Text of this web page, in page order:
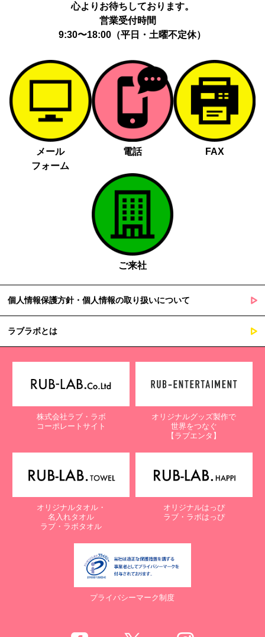
心よりお待ちしております。
営業受付時間
9:30〜18:00（平日・土曜不定休）
メール
フォーム
電話 FAX
ご来社
個人情報保護方針・個人情報の取り扱いについて
ラブラボとは
株式会社ラブ・ラボ
コーポレートサイト
オリジナルグッズ製作で
世界をつなぐ
【ラブエンタ】
オリジナルタオル・
名入れタオル
ラブ・ラボタオル
オリジナルはっぴ
ラブ・ラボはっぴ
プライバシーマーク制度